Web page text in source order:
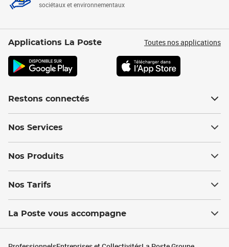
sociétaux et environnementaux
Applications La Poste Toutes nos applications
Restons connectés
Nos Services
Nos Produits
Nos Tarifs
La Poste vous accompagne